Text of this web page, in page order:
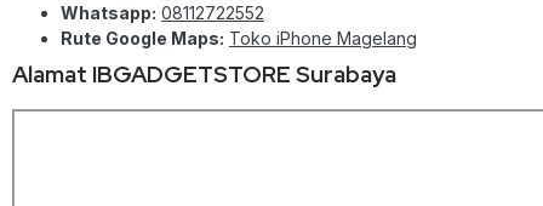
Whatsapp: 08112722552
Rute Google Maps: Toko iPhone Magelang
Alamat IBGADGETSTORE Surabaya